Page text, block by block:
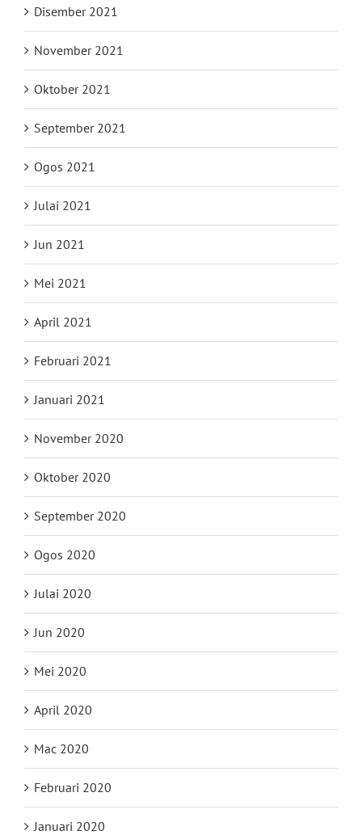
Disember 2021
November 2021
Oktober 2021
September 2021
Ogos 2021
Julai 2021
Jun 2021
Mei 2021
April 2021
Februari 2021
Januari 2021
November 2020
Oktober 2020
September 2020
Ogos 2020
Julai 2020
Jun 2020
Mei 2020
April 2020
Mac 2020
Februari 2020
Januari 2020